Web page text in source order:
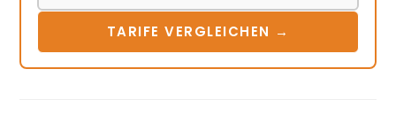
TARIFE VERGLEICHEN →